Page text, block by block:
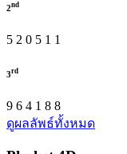
2nd
5 2 0 5 1 1
3rd
9 6 4 1 8 8
ดูผลลัพธ์ทั้งหมด